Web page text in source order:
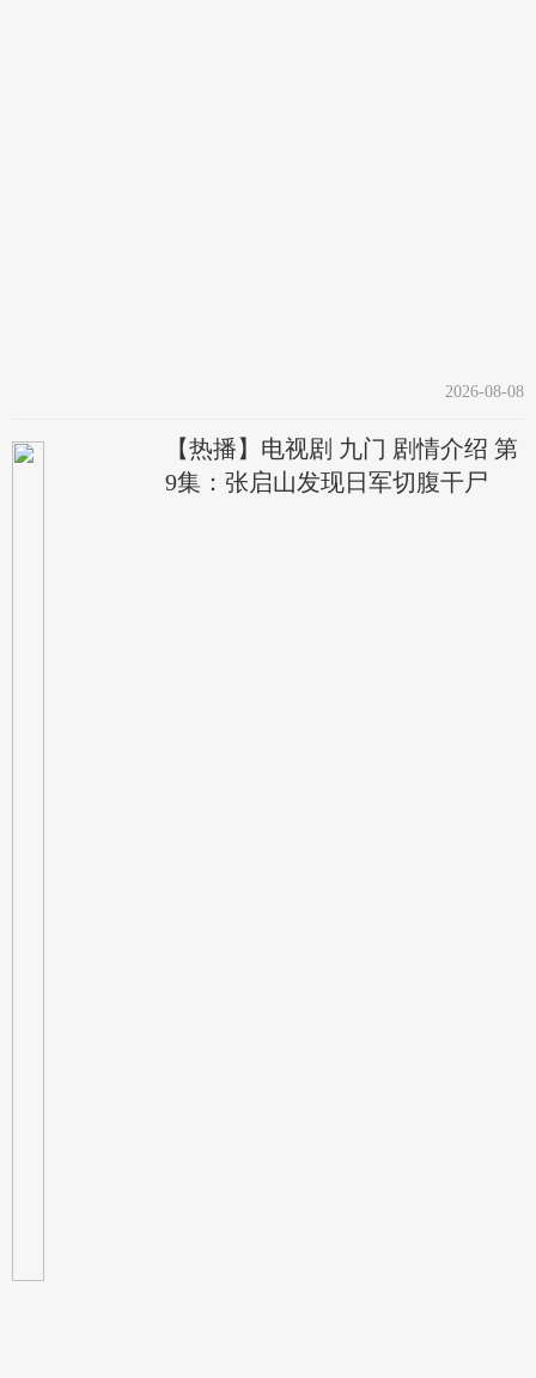
2026-08-08
【热播】电视剧 九门 剧情介绍 第
9集：张启山发现日军切腹干尸